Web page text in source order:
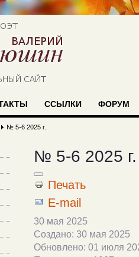
ССЫЛКИ ФОРУМ
№ 5-6 2025 г.
№ 5-6 2025 г.
Печать
E-mail
30 мая 2025
Создано: 30 мая 2025
Обновлено: 01 июля